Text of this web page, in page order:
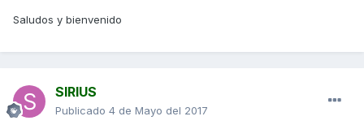
Saludos y bienvenido
SIRIUS
Publicado 4 de Mayo del 2017